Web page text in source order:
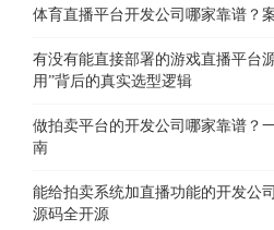
体育直播平台开发公司哪家靠谱？
有没有能直接部署的游戏直播平
用”背后的真实选型逻辑
做拍卖平台的开发公司哪家靠谱？
南
能给拍卖系统加直播功能的开发公
源码全开源